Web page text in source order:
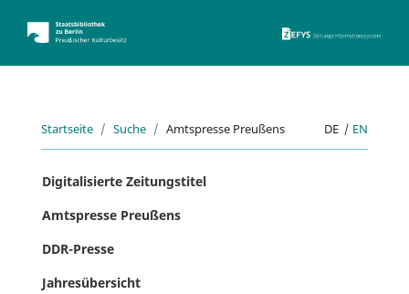
Startseite Suche Amtspresse Preußens DE | EN
Digitalisierte Zeitungstitel
Amtspresse Preußens
DDR-Presse
Jahresübersicht